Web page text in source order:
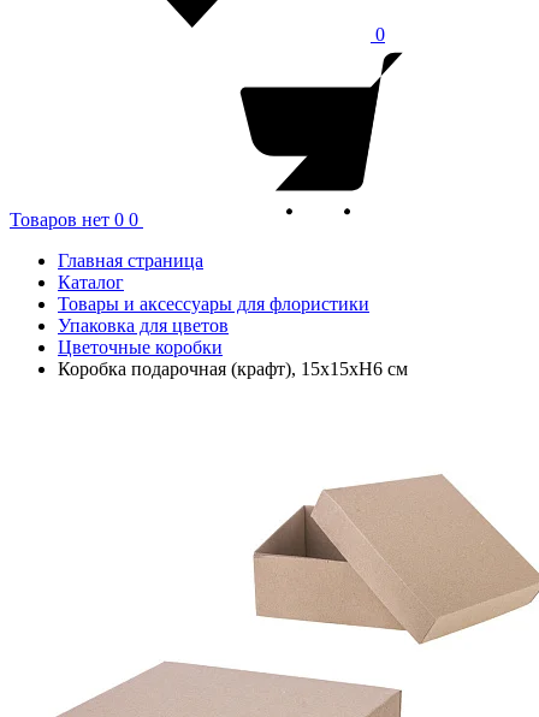
0
Товаров нет 0 0
Главная страница
Каталог
Товары и аксессуары для флористики
Упаковка для цветов
Цветочные коробки
Коробка подарочная (крафт), 15х15хН6 см